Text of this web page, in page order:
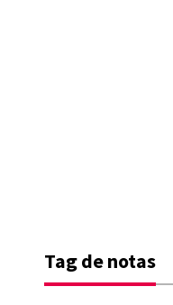
Tag de notas